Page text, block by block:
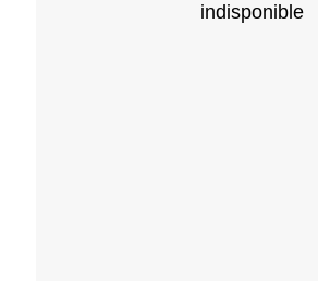
indisponible